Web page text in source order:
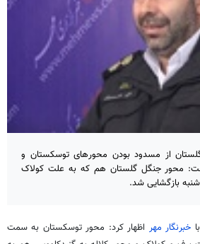
از مسدود بودن محورهای توسکستان و
محور جنگل گلستان هم که به علت کولاک
بازگشایی شد.
خبرنگار مهر اظهار کرد: محور توسکستان به سمت